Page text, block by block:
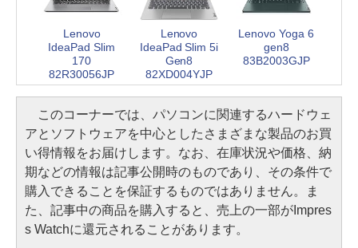
Lenovo
IdeaPad Slim
170
82R30056JP
Lenovo
IdeaPad Slim 5i
Gen8
82XD004YJP
Lenovo Yoga 6
gen8
83B2003GJP
このコーナーでは、パソコンに関連するハードウェ
アとソフトウェアを中心としたさまざまな製品のお買
い得情報をお届けします。なお、在庫状況や価格、納
期などの情報は記事公開時のものであり、その条件で
購入できることを保証するものではありません。ま
た、記事中の商品を購入すると、売上の一部がImpres
s Watchに還元されることがあります。